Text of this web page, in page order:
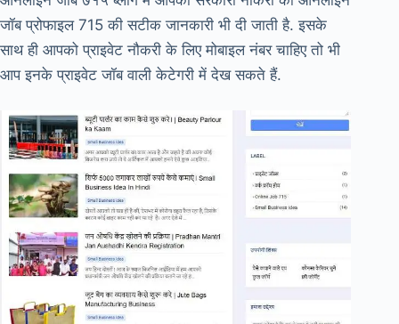
जॉब प्रोफाइल 715 की सटीक जानकारी भी दी जाती है. इसके
साथ ही आपको प्राइवेट नौकरी के लिए मोबाइल नंबर चाहिए तो भी
आप इनके प्राइवेट जॉब वाली केटेगरी में देख सकते हैं.